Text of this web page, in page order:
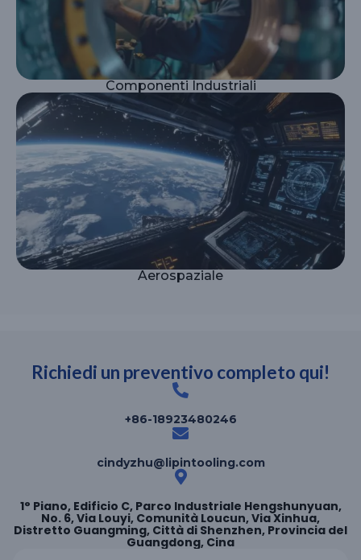
Componenti Industriali
Aerospaziale
Richiedi un preventivo completo qui!
+86-18923480246
cindyzhu@lipintooling.com
1° Piano, Edificio C, Parco Industriale Hengshunyuan,
No. 6, Via Louyi, Comunità Loucun, Via Xinhua,
Distretto Guangming, Città di Shenzhen, Provincia del
Guangdong, Cina